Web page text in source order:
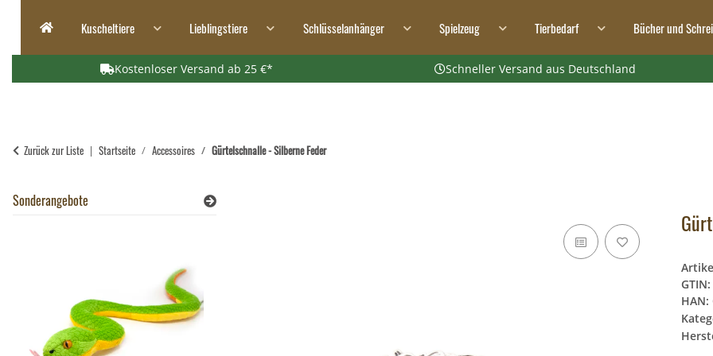
Kuscheltiere Lieblingstiere Schlüsselanhänger Spielzeug Tierbedarf Bücher und
Kostenloser Versand ab 25 €* Schneller Versand aus Deutschland
Zurück zur Liste Startseite Accessoires Gürtelschnalle - Silberne Feder
GTIN:
HAN:
Sonderangebote